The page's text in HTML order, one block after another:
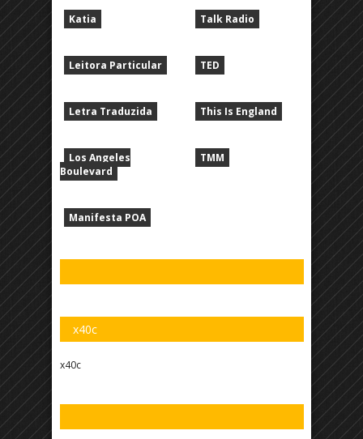
Katia
Leitora Particular
Letra Traduzida
Los Angeles
Boulevard
Manifesta POA
Talk Radio
TED
This Is England
TMM
x40c
x40c